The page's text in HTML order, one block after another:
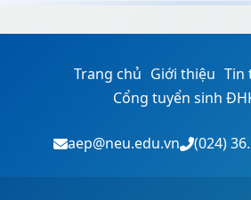
Trang chủ Giới thiệu Tin
Cổng tuyển sinh
aep@neu.edu.vn (024)